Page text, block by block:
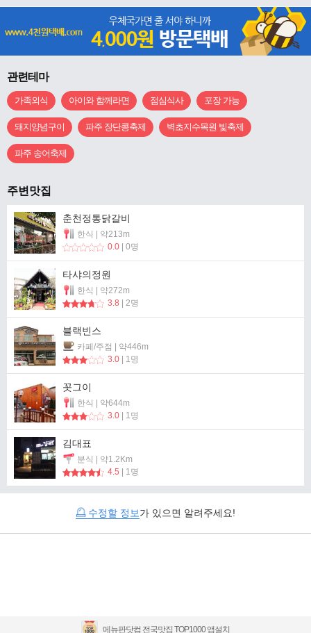
관련테마
가족외식 아이와 함께라면 점심식사 포장 가능
돼지양념구이 파주 장단콩축제 벽초지수목원 빛축제
파주 송어축제
주변맛집
춘천정통닭갈비
한식 | 약213m
0.0 | 0명
타샤의정원
한식 | 약272m
3.8 | 2명
블랙빈스
카페/주점 | 약446m
3.0 | 1명
꼿그이
한식 | 약644m
3.0 | 1명
김대표
분식 | 약1.2Km
4.5 | 1명
수정할 정보가 있으면 알려주세요!
메뉴판닷컴 전국맛집 TOP1000 앱설치